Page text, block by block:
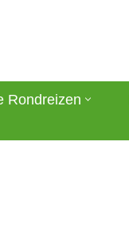
Rondreizen